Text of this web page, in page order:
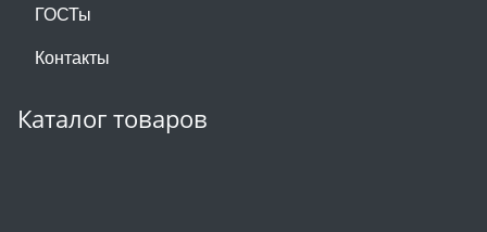
ГОСТы
Контакты
Каталог товаров